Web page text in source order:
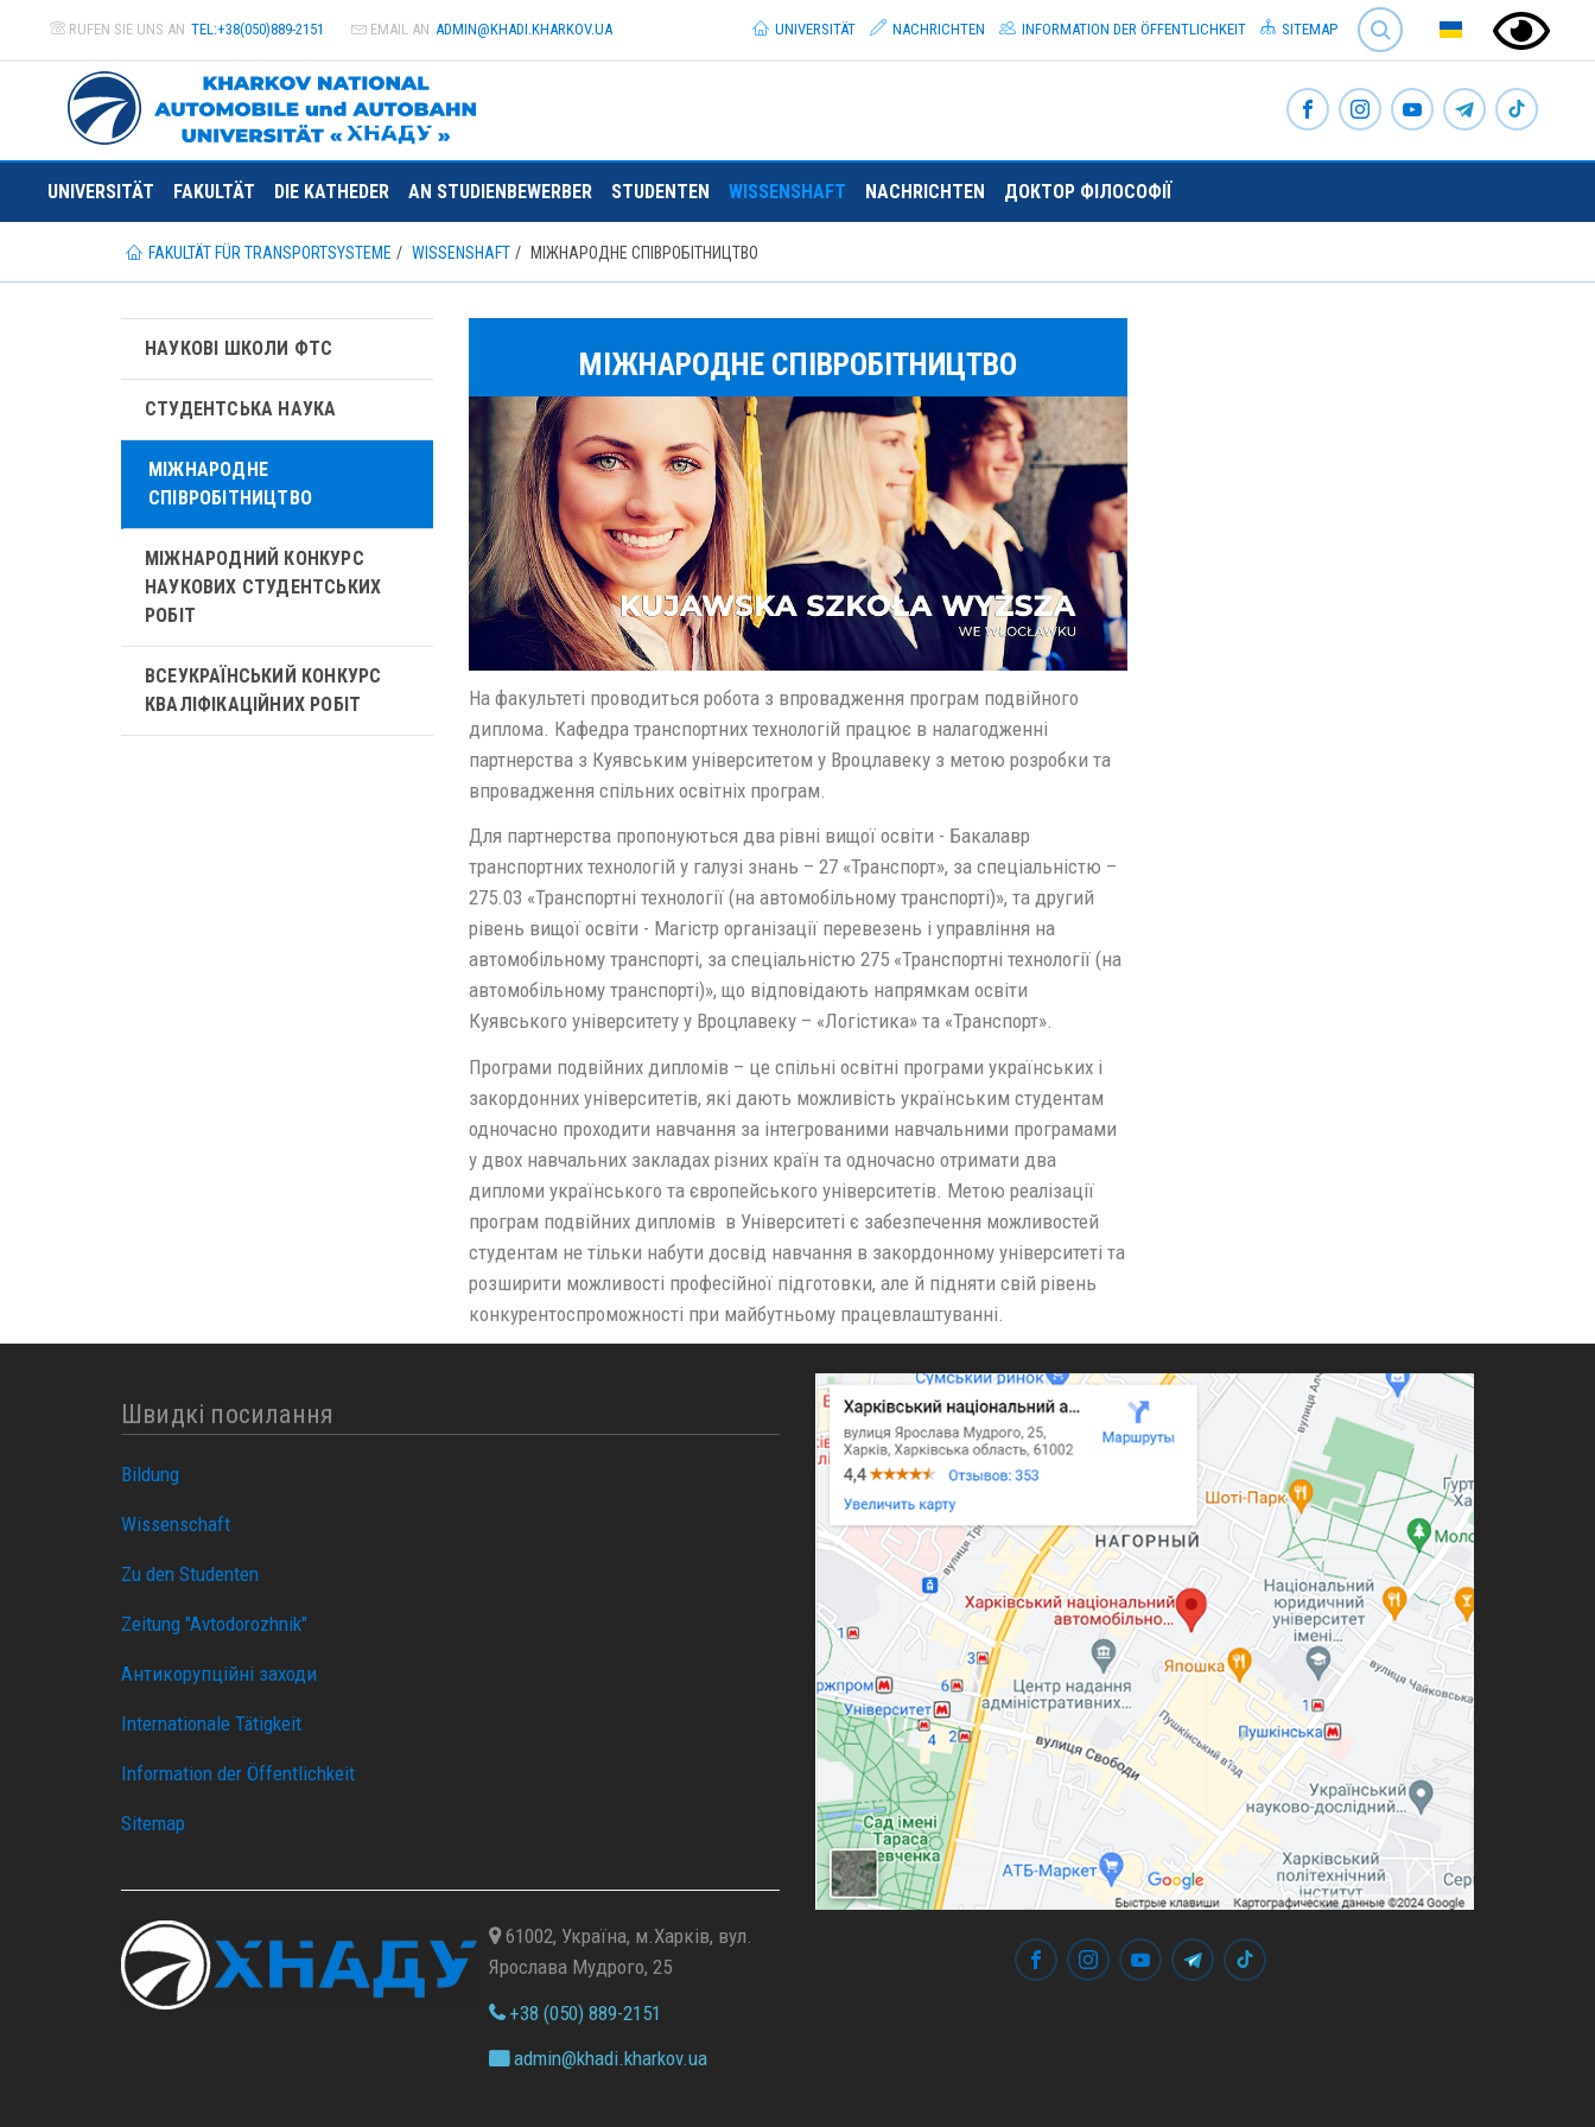
RUFEN SIE UNS AN TEL:+38(050)889-2151 EMAIL AN ADMIN@KHADI.KHARKOV.UA
SEARCH
UNIVERSITÄT
NACHRICHTEN INFORMATION DER ÖFFENTLICHKEIT SITEMAP
UNIVERSITÄT FAKULTÄT DIE KATHEDER AN STUDIENBEWERBER STUDENTEN WISSENSHAFT NACHRICHTEN ДОКТОР ФІЛОСОФІЇ
FAKULTÄT FÜR TRANSPORTSYSTEME WISSENSHAFT МІЖНАРОДНЕ СПІВРОБІТНИЦТВО
МІЖНАРОДНЕ СПІВРОБІТНИЦТВО
На факультеті проводиться робота з впровадження програм подвійного
диплома. Кафедра транспортних технологій працює в налагодженні
партнерства з Куявським університетом у Вроцлавеку з метою розробки та
впровадження спільних освітніх програм.
Для партнерства пропонуються два рівні вищої освіти - Бакалавр
транспортних технологій у галузі знань – 27 «Транспорт», за спеціальністю –
275.03 «Транспортні технології (на автомобільному транспорті)», та другий
рівень вищої освіти - Магістр організації перевезень і управління на
автомобільному транспорті, за спеціальністю 275 «Транспортні технології (на
автомобільному транспорті)», що відповідають напрямкам освіти
Куявського університету у Вроцлавеку – «Логістика» та «Транспорт».
Програми подвійних дипломів – це спільні освітні програми українських і
закордонних університетів, які дають можливість українським студентам
одночасно проходити навчання за інтегрованими навчальними програмами
у двох навчальних закладах різних країн та одночасно отримати два
дипломи українського та європейського університетів. Метою реалізації
програм подвійних дипломів в Університеті є забезпечення можливостей
студентам не тільки набути досвід навчання в закордонному університеті та
розширити можливості професійної підготовки, але й підняти свій рівень
конкурентоспроможності при майбутньому працевлаштуванні.
НАУКОВІ ШКОЛИ ФТС
СТУДЕНТСЬКА НАУКА
МІЖНАРОДНЕ
СПІВРОБІТНИЦТВО
МІЖНАРОДНИЙ КОНКУРС
НАУКОВИХ СТУДЕНТСЬКИХ
РОБІТ
ВСЕУКРАЇНСЬКИЙ КОНКУРС
КВАЛІФІКАЦІЙНИХ РОБІТ
Швидкі посилання
Bildung
Wissenschaft
Zu den Studenten
Zeitung "Avtodorozhnik"
Антикорупційні заходи
Internationale Tätigkeit
Information der Öffentlichkeit
Sitemap
61002, Україна, м.Харків, вул.
Ярослава Мудрого, 25
+38 (050) 889-2151
admin@khadi.kharkov.ua